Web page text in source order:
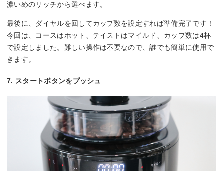
濃いめのリッチから選べます。
最後に、ダイヤルを回してカップ数を設定すれば準備完了です！
今回は、コースはホット、テイストはマイルド、カップ数は4杯
で設定しました。難しい操作は不要なので、誰でも簡単に使用で
きます。
7. スタートボタンをプッシュ